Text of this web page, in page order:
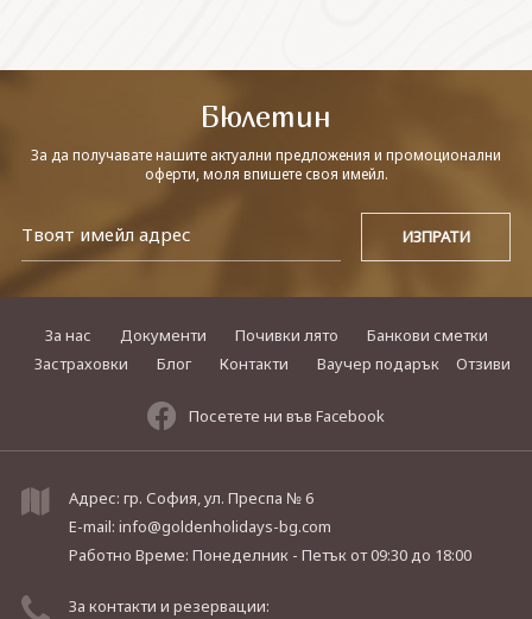
Бюлетин
За да получавате нашите актуални предложения и промоционални
оферти, моля впишете своя имейл.
За нас Документи Почивки лято
Банкови сметки
Застраховки
Блог Контакти Ваучер подарък Отзиви
Посетете ни във Facebook
Адрес: гр. София, ул. Преспа № 6
E-mail: info@goldenholidays-bg.com
Работно Време: Понеделник - Петъкот 09:30 до 18:00
За контакти и резервации: